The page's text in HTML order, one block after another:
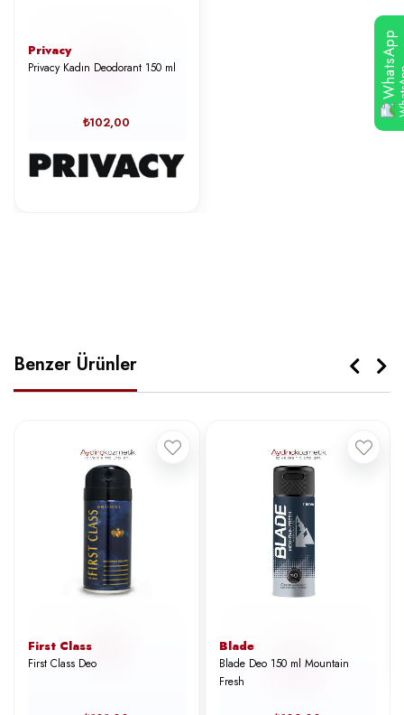
Privacy
Privacy Kadın Deodorant 150 ml
₺102,00
Benzer Ürünler
First Class
First Class Deo
Blade
Blade Deo 150 ml Mountain
Fresh
WhatsApp